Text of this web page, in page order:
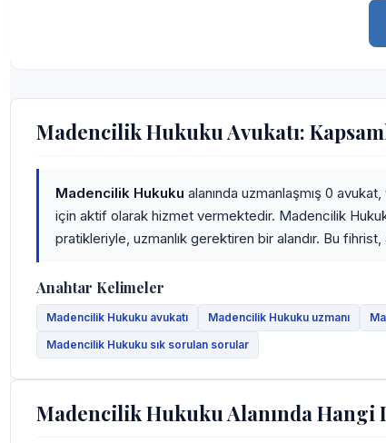
Madencilik Hukuku Avukatı:
Madencilik Hukuku alanında uzmanlaşmış 0
için aktif olarak hizmet vermektedir. Madencilik
pratikleriyle, uzmanlık gerektiren bir alandır. Bu
Anahtar Kelimeler
Madencilik Hukuku avukatı Madencilik Hukuku uzmanı
Madencilik Hukuku sık sorulan sorular
Madencilik Hukuku Alanında Hangi